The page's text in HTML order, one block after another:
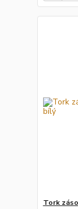
Tork